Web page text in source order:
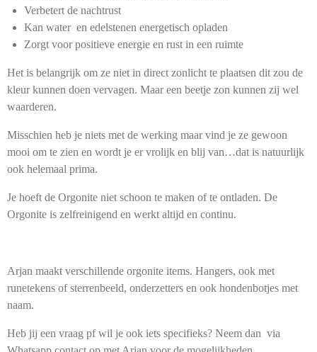
Verbetert de nachtrust
Kan water en edelstenen energetisch opladen
Zorgt voor positieve energie en rust in een ruimte
Het is belangrijk om ze niet in direct zonlicht te plaatsen dit zou de
kleur kunnen doen vervagen. Maar een beetje zon kunnen zij wel
waarderen.
Misschien heb je niets met de werking maar vind je ze gewoon
mooi om te zien en wordt je er vrolijk en blij van…dat is natuurlijk
ook helemaal prima.
Je hoeft de Orgonite niet schoon te maken of te ontladen. De
Orgonite is zelfreinigend en werkt altijd en continu.
Arjan maakt verschillende orgonite items. Hangers, ook met
runetekens of sterrenbeeld, onderzetters en ook hondenbotjes met
naam.
Heb jij een vraag pf wil je ook iets specifieks? Neem dan via